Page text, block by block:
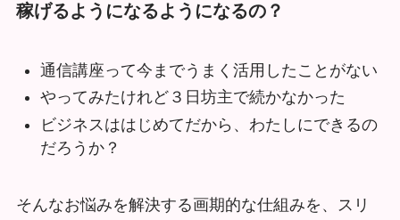
稼げるようになるようになるの？
通信講座って今までうまく活用したことがない
やってみたけれど３日坊主で続かなかった
ビジネスははじめてだから、わたしにできるの
だろうか？
そんなお悩みを解決する画期的な仕組みを、スリ